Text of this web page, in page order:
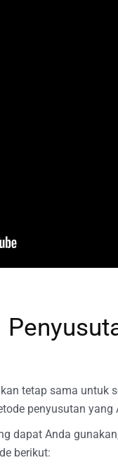
tetap sama untuk
penyusutan yang
dapat Anda
berikut: